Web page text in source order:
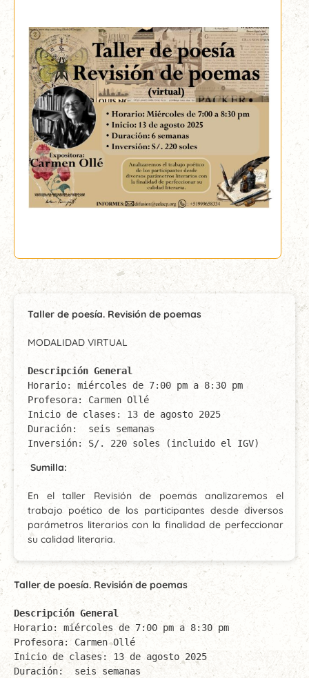
Taller de poesía. Revisión de poemas
MODALIDAD VIRTUAL
Descripción General
Horario: miércoles de 7:00 pm a 8:30 pm
Profesora: Carmen Ollé
Inicio de clases: 13 de agosto 2025
Duración:  seis semanas
Inversión: S/. 220 soles (incluido el IGV)
Sumilla:
En el taller Revisión de poemas analizaremos el
trabajo poético de los participantes desde diversos
parámetros literarios con la finalidad de perfeccionar
su calidad literaria.
Taller de poesía. Revisión de poemas
Descripción General
Horario: miércoles de 7:00 pm a 8:30 pm
Profesora: Carmen Ollé
Inicio de clases: 13 de agosto 2025
Duración:  seis semanas